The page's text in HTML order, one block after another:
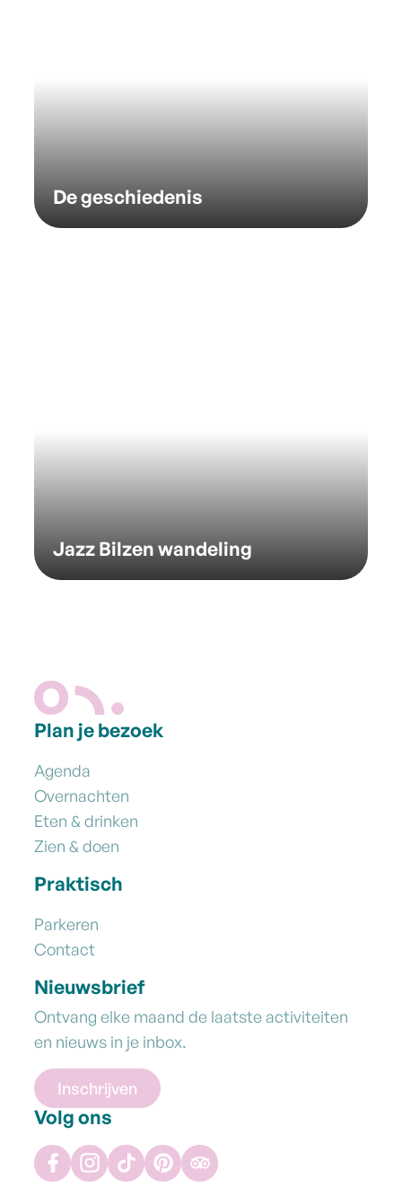
De geschiedenis
Jazz Bilzen wandeling
Plan je bezoek
Agenda
Overnachten
Eten & drinken
Zien & doen
Praktisch
Parkeren
Contact
Nieuwsbrief
Ontvang elke maand de laatste activiteiten
en nieuws in je inbox.
Inschrijven
Volg ons
FacebookInstagram
TikTokPinterestTripadvisor